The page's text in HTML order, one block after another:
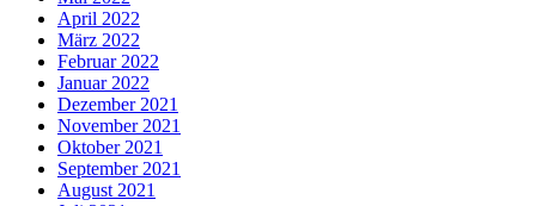
April 2022
März 2022
Februar 2022
Januar 2022
Dezember 2021
November 2021
Oktober 2021
September 2021
August 2021